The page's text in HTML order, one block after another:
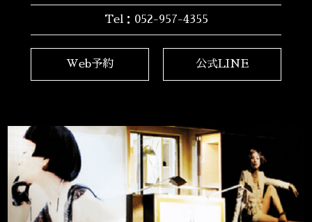
Tel：052-957-4355
Web予約 公式LINE